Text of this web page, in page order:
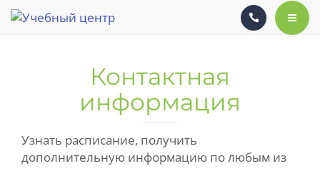
СПИКЕРЫ
КАК ЭТО БЫЛО
КОРПОРАТИВНОЕ ОБУЧЕНИЕ
КАЛЕНДАРЬ
Контактная
информация
Узнать расписание, получить
дополнительную информацию по любым из